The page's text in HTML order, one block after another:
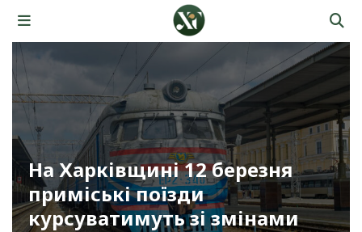
На Харківщині 12 березня
приміські поїзди
курсуватимуть зі змінами